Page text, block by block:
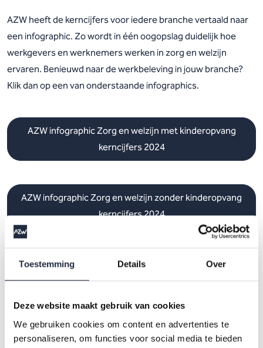
Toestemming Details Over
Deze website maakt gebruik van cookies
We gebruiken cookies om content en advertenties te
personaliseren, om functies voor social media te bieden
AZW heeft de kerncijfers voor iedere branche vertaald naar
een infographic. Zo wordt in één oogopslag duidelijk hoe
werkgevers en werknemers werken in zorg en welzijn
ervaren. Benieuwd naar de werkbeleving in jouw branche?
Klik dan op een van onderstaande infographics.
AZW infographic Zorg en welzijn met kinderopvang
kerncijfers 2024
AZW infographic Zorg en welzijn zonder kinderopvang
kerncijfers 2024
AZW infographic Geestelijke gezondheidszorg
kerncijfers 2024
AZW infographic Gehandicaptenzorg kerncijfers 2024